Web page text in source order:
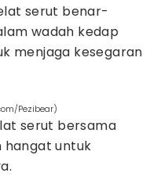
serut benar-
wadah kedap
menjaga kesegaran
Pezibear)
serut bersama
hangat untuk